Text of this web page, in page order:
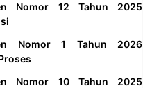
Nomor 12 Tahun 2025
Nomor 1 Tahun 2026
Nomor 10 Tahun 2025